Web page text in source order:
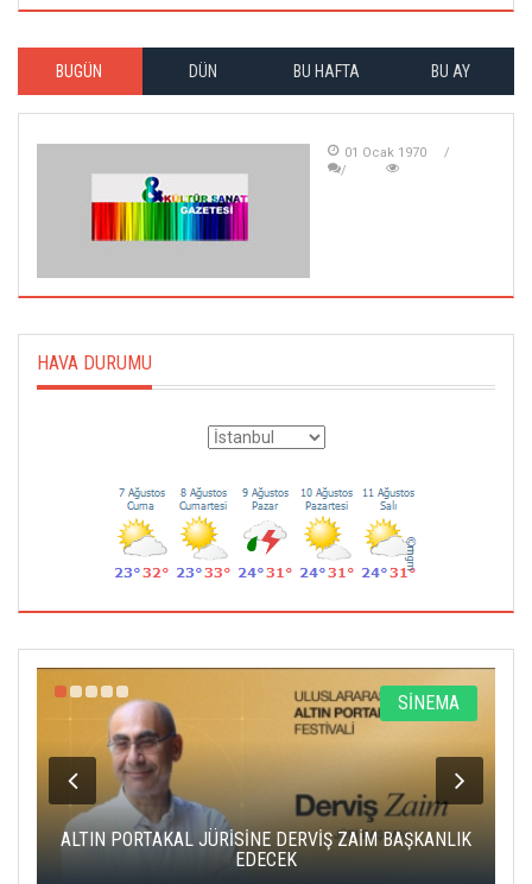
BUGÜN DÜN BU HAFTA BU AY
01 Ocak 1970
HAVA DURUMU
SİNEMA
ALTIN PORTAKAL JÜRİSİNE DERVİŞ ZAİM BAŞKANLIK
EDECEK